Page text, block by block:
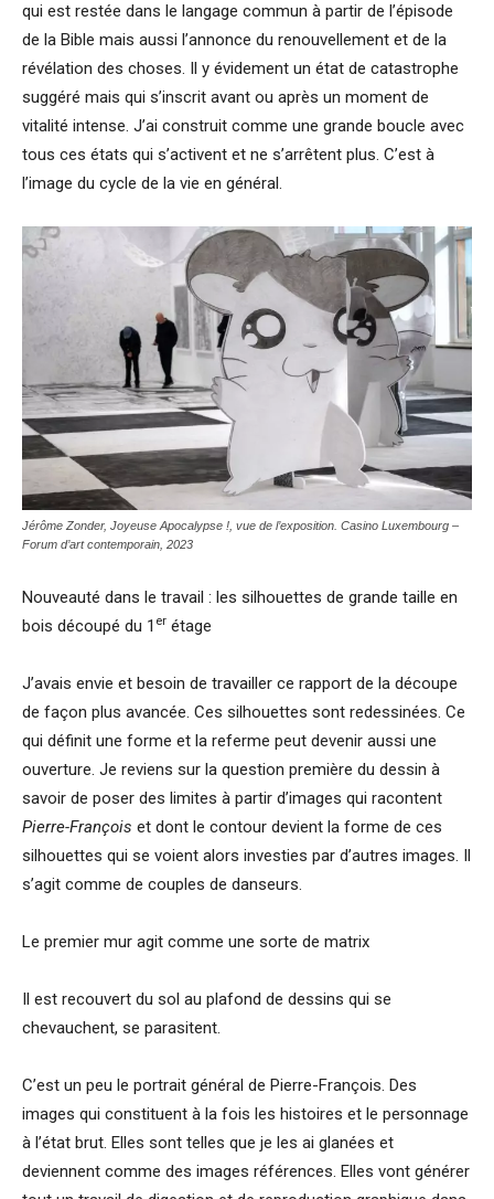
qui est restée dans le langage commun à partir de l’épisode
de la Bible mais aussi l’annonce du renouvellement et de la
révélation des choses. Il y évidement un état de catastrophe
suggéré mais qui s’inscrit avant ou après un moment de
vitalité intense. J’ai construit comme une grande boucle avec
tous ces états qui s’activent et ne s’arrêtent plus. C’est à
l’image du cycle de la vie en général.
Jérôme Zonder, Joyeuse Apocalypse !, vue de l’exposition. Casino Luxembourg –
Forum d’art contemporain, 2023
Nouveauté dans le travail : les silhouettes de grande taille en
bois découpé du 1 er étage
J’avais envie et besoin de travailler ce rapport de la découpe
de façon plus avancée. Ces silhouettes sont redessinées. Ce
qui définit une forme et la referme peut devenir aussi une
ouverture. Je reviens sur la question première du dessin à
savoir de poser des limites à partir d’images qui racontent
Pierre-François et dont le contour devient la forme de ces
silhouettes qui se voient alors investies par d’autres images. Il
s’agit comme de couples de danseurs.
Le premier mur agit comme une sorte de matrix
Il est recouvert du sol au plafond de dessins qui se
chevauchent, se parasitent.
C’est un peu le portrait général de Pierre-François. Des
images qui constituent à la fois les histoires et le personnage
à l’état brut. Elles sont telles que je les ai glanées et
deviennent comme des images références. Elles vont générer